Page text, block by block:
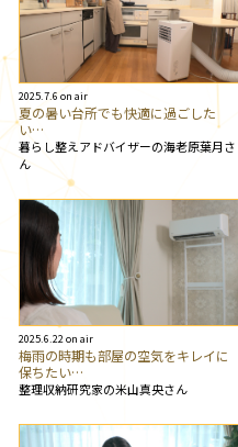
2025.7.6 on air
夏の暑い台所でも快適に過ごした
い…
暮らし整えアドバイザーの海老原葉月さ
ん
2025.6.22 on air
梅雨の時期も部屋の空気をキレイに
保ちたい…
整理収納研究家の米山真央さん